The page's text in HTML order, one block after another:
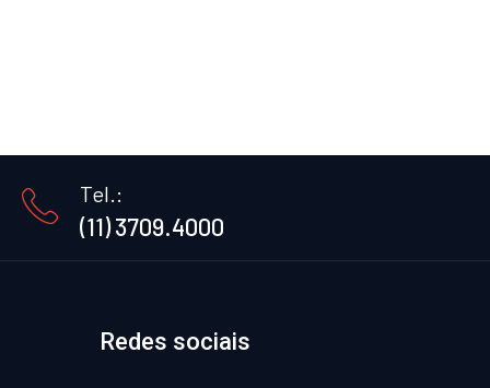
Tel.:
(11) 3709.4000
Redes sociais